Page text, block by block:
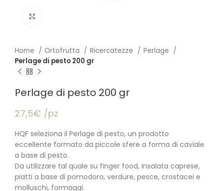
Home Ortofrutta Ricercatezze
Perlage
Perlage di pesto 200 gr
Perlage di pesto 200 gr
27,5€ /pz
HQF seleziona il Perlage di pesto, un prodotto
eccellente formato da piccole sfere a forma di caviale
a base di pesto.
Da utilizzare tal quale su finger food, insalata caprese,
piatti a base di pomodoro, verdure, pesce, crostacei e
molluschi, formaggi.